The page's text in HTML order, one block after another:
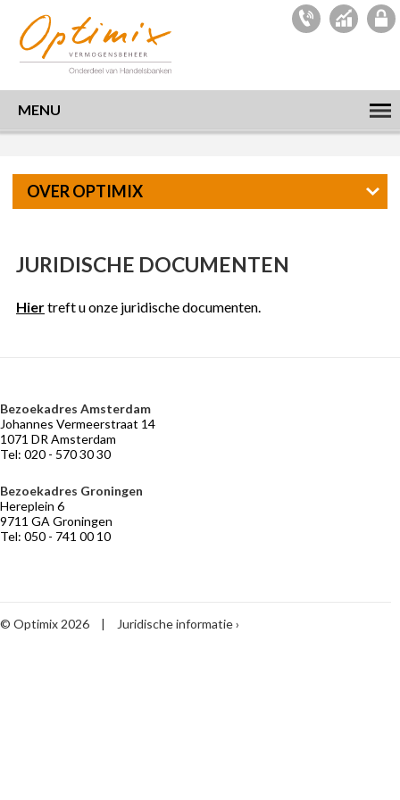
MENU
OVER OPTIMIX
JURIDISCHE DOCUMENTEN
Hiertreft u onze juridische documenten.
VERMOGENSBEHEER
Adviseurs
die
Optimix
Stichtingen
Desk
Vermogensbeheer
met
Optimix
NIEUWS
Marktontwikkelingen
BELEGGERSGIRO
Beleggingsfondsen
Praktische
OVER
OPTIMIX
Historie
Medewerkers
Bezoekadres Amsterdam
Johannes Vermeerstraat 14
1071 DR Amsterdam
Tel: 020 - 570 30 30
Bezoekadres Groningen
Hereplein 6
9711 GA Groningen
Tel: 050 - 741 00 10
© Optimix 2026 | Juridische informatie